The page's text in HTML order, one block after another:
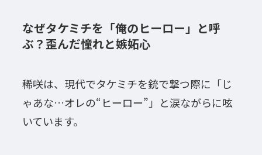
なぜタケミチを「俺のヒーロー」と呼
ぶ？歪んだ憧れと嫉妬心
稀咲は、現代でタケミチを銃で撃つ際に「じ
ゃあな…オレの“ヒーロー”」と涙ながらに呟
いています。